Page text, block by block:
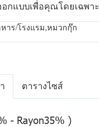
กแบบเพื่อคุณโดยเฉพาะ
าร/โรงแรม,หมวกกุ๊ก
ตารางไซส์
- Rayon35% )